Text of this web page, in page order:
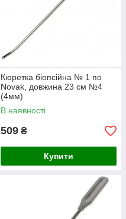
Кюретка біопсійна № 1 по
Novak, довжина 23 см №4
(4мм)
В наявності
509 ₴
Купити